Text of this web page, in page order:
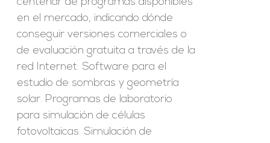
en el mercado, indicando dónde
conseguir versiones comerciales o
de evaluación gratuita a través de la
red Internet: Software para el
estudio de sombras y geometría
solar. Programas de laboratorio
para simulación de células
fotovoltaicas. Simulación de